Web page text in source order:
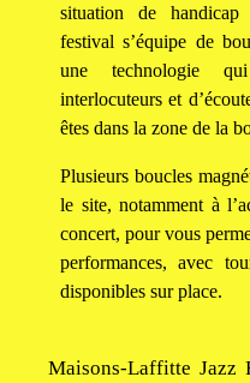
situation de handicap
festival s’équipe de
une technologie
interlocuteurs et
êtes dans la zone de la
Plusieurs boucles
le site, notamment à
concert, pour vous
performances, avec
disponibles sur place.
Maisons-Laffitte Jazz